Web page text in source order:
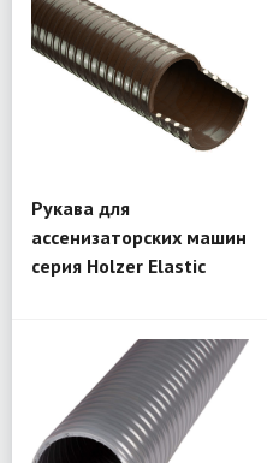
Рукава для
ассенизаторских машин
серия Holzer Elastic